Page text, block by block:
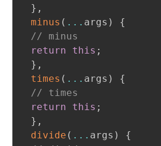
} ,
minus ( ... args )
{
// minus
return
this ;
} ,
times ( ... args )
{
// times
return
this ;
} ,
divide ( ... args )
{